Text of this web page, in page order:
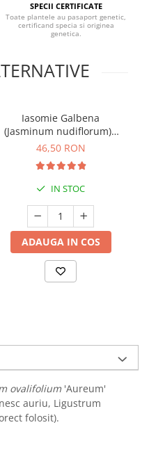
SPECII CERTIFICATE
Toate plantele au pasaport genetic,
certificand specia si originea
genetica.
Iasomie Galbena
(Jasminum nudiflorum) -
50cm
46,50 RON
IN STOC
ADAUGA IN COS
ovalifolium 'Aureum'
auriu, Ligustrum
folosit).